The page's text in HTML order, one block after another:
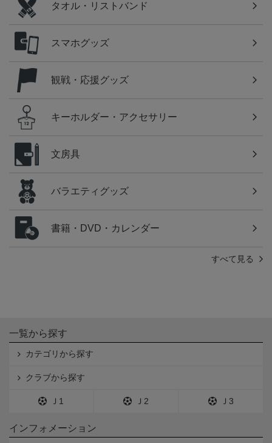
タオル・リストバンド
スマホグッズ
観戦・応援グッズ
キーホルダー・アクセサリー
文房具
バラエティグッズ
書籍・DVD・カレンダー
すべて見る
一覧から探す
カテゴリから探す
クラブから探す
Ｊ1 Ｊ2 Ｊ3
インフォメーション